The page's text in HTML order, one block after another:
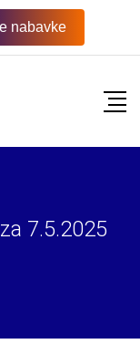
nabavke
7.5.2025